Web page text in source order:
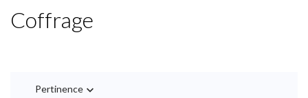
Coffrage
Pertinence 